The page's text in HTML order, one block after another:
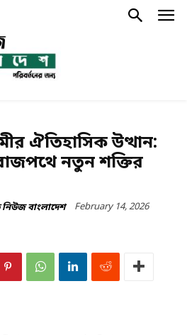
ঐতিহাসিক উত্থান:
নতুন শক্তির
বাংলাদেশ February 14, 2026